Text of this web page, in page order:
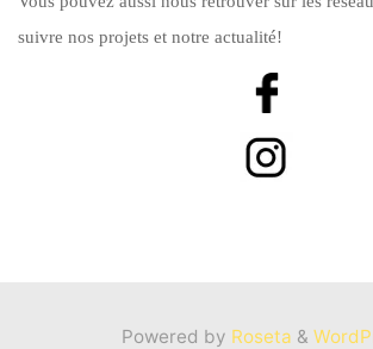
suivre nos projets et notre actualité!
Powered by Roseta &